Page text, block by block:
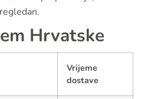
Hrvatske
Vrijeme
dostave